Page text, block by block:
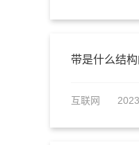
带是什么结
互联网